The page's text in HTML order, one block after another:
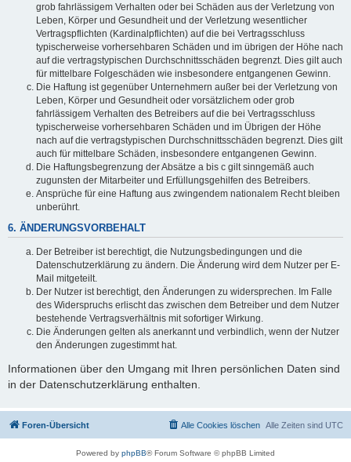
grob fahrlässigem Verhalten oder bei Schäden aus der Verletzung von
Leben, Körper und Gesundheit und der Verletzung wesentlicher
Vertragspflichten (Kardinalpflichten) auf die bei Vertragsschluss
typischerweise vorhersehbaren Schäden und im übrigen der Höhe nach
auf die vertragstypischen Durchschnittsschäden begrenzt. Dies gilt auch
für mittelbare Folgeschäden wie insbesondere entgangenen Gewinn.
Die Haftung ist gegenüber Unternehmern außer bei der Verletzung von
Leben, Körper und Gesundheit oder vorsätzlichem oder grob
fahrlässigem Verhalten des Betreibers auf die bei Vertragsschluss
typischerweise vorhersehbaren Schäden und im Übrigen der Höhe
nach auf die vertragstypischen Durchschnittsschäden begrenzt. Dies gilt
auch für mittelbare Schäden, insbesondere entgangenen Gewinn.
Die Haftungsbegrenzung der Absätze a bis c gilt sinngemäß auch
zugunsten der Mitarbeiter und Erfüllungsgehilfen des Betreibers.
Ansprüche für eine Haftung aus zwingendem nationalem Recht bleiben
unberührt.
6. ÄNDERUNGSVORBEHALT
Der Betreiber ist berechtigt, die Nutzungsbedingungen und die
Datenschutzerklärung zu ändern. Die Änderung wird dem Nutzer per E-
Mail mitgeteilt.
Der Nutzer ist berechtigt, den Änderungen zu widersprechen. Im Falle
des Widerspruchs erlischt das zwischen dem Betreiber und dem Nutzer
bestehende Vertragsverhältnis mit sofortiger Wirkung.
Die Änderungen gelten als anerkannt und verbindlich, wenn der Nutzer
den Änderungen zugestimmt hat.
Informationen über den Umgang mit Ihren persönlichen Daten sind
in der Datenschutzerklärung enthalten.
Foren-Übersicht Alle Zeiten sind UTC
Alle Cookies löschen
Powered by phpBB® Forum Software © phpBB Limited